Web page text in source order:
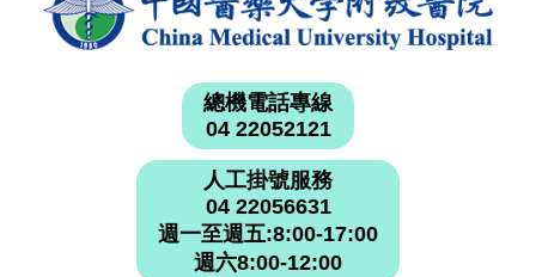
總機電話專線
04 22052121
人工掛號服務
04 22056631
週一至週五:8:00-17:00
週六8:00-12:00